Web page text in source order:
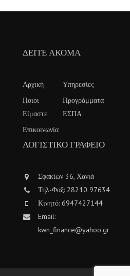
ΔΕΊΤΕ ΑΚΌΜΑ
Αρχική
Υπηρεσίες
Ποιοι
Είμαστε
Προγράμματα
ΕΣΠΑ
Επικοινωνία
ΛΟΓΙΣΤΙΚΌ ΓΡΑΦΕΊΟ
Σφακίων 36, Χανιά
Τηλ-Φαξ: 28210 97634
Κινητό: 6947427144
Email:
kwn_finance@yahoo.gr